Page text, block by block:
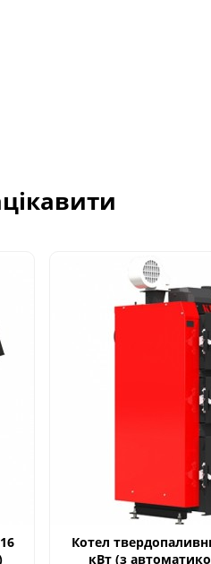
Котел
кВт (з